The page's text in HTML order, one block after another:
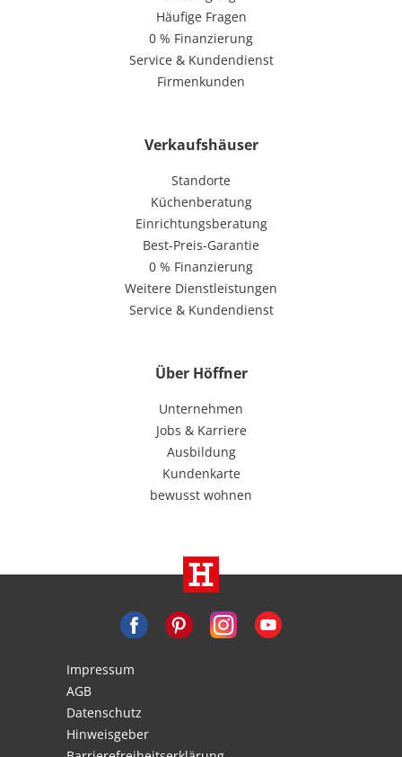
Häufige Fragen
0 % Finanzierung
Service & Kundendienst
Firmenkunden
Verkaufshäuser
Standorte
Küchenberatung
Einrichtungsberatung
Best-Preis-Garantie
0 % Finanzierung
Weitere Dienstleistungen
Service & Kundendienst
Über Höffner
Unternehmen
Jobs & Karriere
Ausbildung
Kundenkarte
bewusst wohnen
Impressum
AGB
Datenschutz
Hinweisgeber